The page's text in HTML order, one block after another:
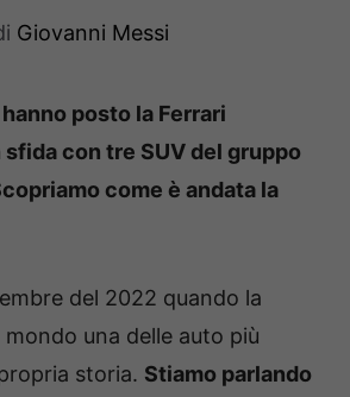
Giovanni Messi
posto la Ferrari
sfida con tre SUV del gruppo
come è andata la
del 2022 quando la
mondo una delle auto più
storia. Stiamo parlando